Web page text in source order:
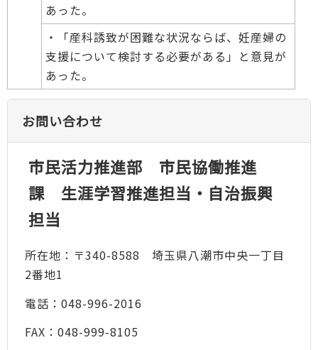
あった。
・「産科誘致が困難な状況ならば、妊産婦の
支援について検討する必要がある」と意見が
あった。
お問い合わせ
市民活力推進部 市民協働推進
課 生涯学習推進担当・自治振興
担当
所在地：〒340-8588 埼玉県八潮市中央一丁目
2番地1
電話：048-996-2016
FAX：048-999-8105